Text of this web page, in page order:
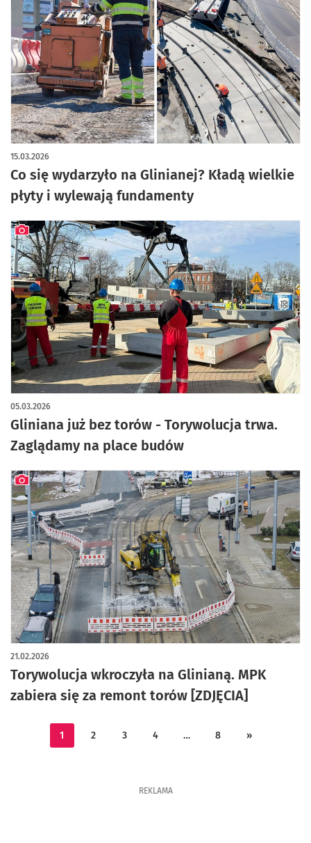
Co się wydarzyło na Glinianej? Kładą wielkie
płyty i wylewają fundamenty
15.03.2026
artykuł z galerią zdjęć
Gliniana już bez torów - Torywolucja trwa.
Zaglądamy na place budów
05.03.2026
artykuł z galerią zdjęć
Torywolucja wkroczyła na Glinianą. MPK
zabiera się za remont torów [ZDJĘCIA]
21.02.2026
artykuł z galerią zdjęć
1 2 3 4 … 8 »
REKLAMA